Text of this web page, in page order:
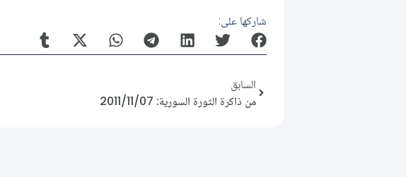
شاركها على:
السابق
من ذاكرة الثورة السورية: 2011/11/07